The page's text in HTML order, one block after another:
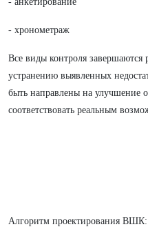
- хронометраж
Все виды контроля завершаются
устранению выявленных
быть направлены на улучшение
соответствовать реальным
Алгоритм проектирования ВШК: